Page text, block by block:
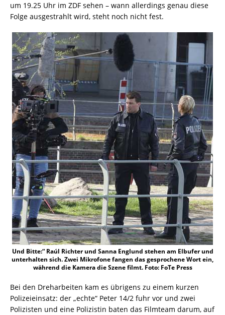
um 19.25 Uhr im ZDF sehen – wann allerdings genau diese
Folge ausgestrahlt wird, steht noch nicht fest.
Und Bitte:“ Raúl Richter und Sanna Englund stehen am Elbufer und
unterhalten sich. Zwei Mikrofone fangen das gesprochene Wort ein,
während die Kamera die Szene filmt. Foto: FoTe Press
Bei den Dreharbeiten kam es übrigens zu einem kurzen
Polizeieinsatz: der „echte“ Peter 14/2 fuhr vor und zwei
Polizisten und eine Polizistin baten das Filmteam darum, auf